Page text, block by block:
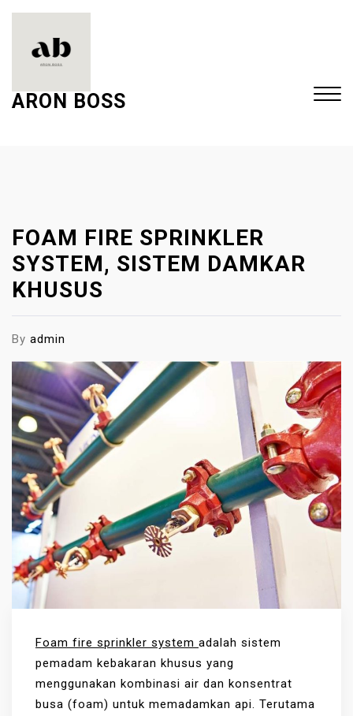
ARON BOSS
FOAM FIRE SPRINKLER
SYSTEM, SISTEM DAMKAR
KHUSUS
By admin
Foam fire sprinkler system adalah sistem
pemadam kebakaran khusus yang
menggunakan kombinasi air dan konsentrat
busa (foam) untuk memadamkan api. Terutama